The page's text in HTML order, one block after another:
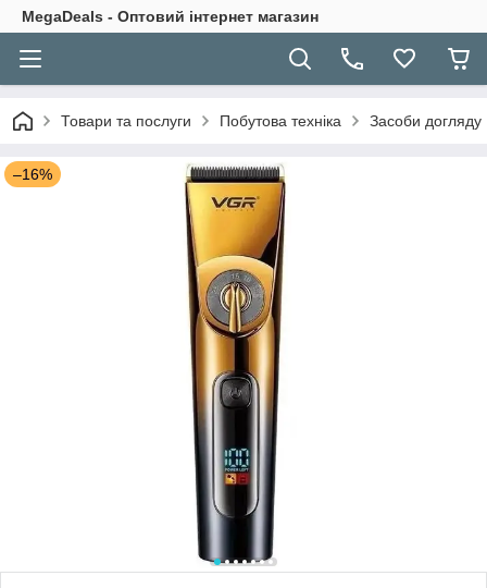
MegaDeals - Оптовий інтернет магазин
Товари та послуги Побутова техніка Засоби догляду
–16%